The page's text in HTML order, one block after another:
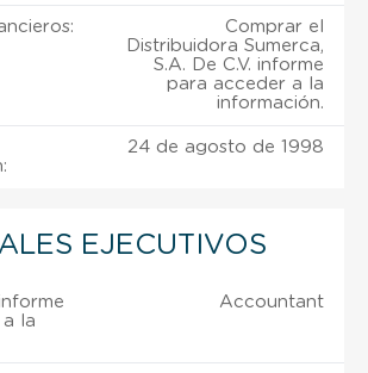
Comprar el
Distribuidora Sumerca,
S.A. De C.V. informe
para acceder a la
información.
24 de agosto de 1998
EJECUTIVOS
la
Accountant